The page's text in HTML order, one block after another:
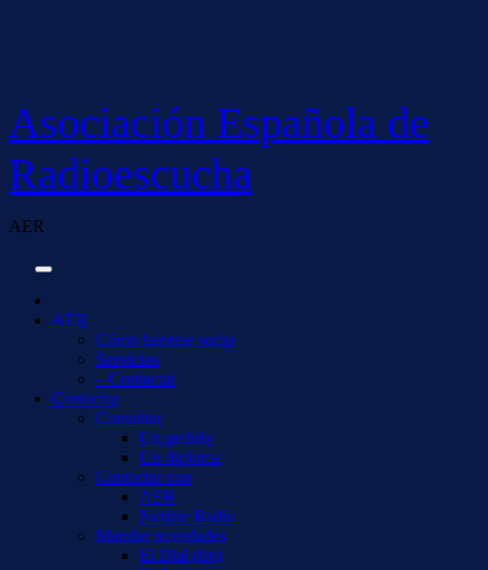
Asociación Española de
Radioescucha
AER
AER
Cómo hacerse socio
Servicios
– Contactar
Contactar
Consultar
Un pedido
Un diploma
Contactar con
AER
Notizie Radio
Mandar novedades
El Dial (fm)